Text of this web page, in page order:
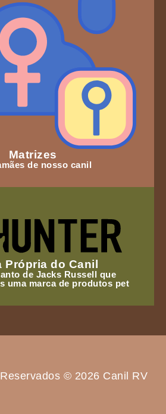
Matrizes
de nosso canil
Própria do Canil
de Jacks Russell que
uma marca de produtos pet
© 2026 Canil RV